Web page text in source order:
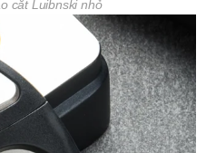
cắt Luibnski nhỏ